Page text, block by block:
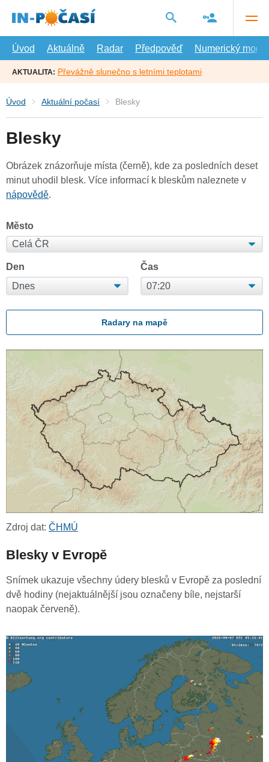
hlavní
Úvod
Aktuálně Radar Předpověď Numerický model
AKTUALITA: Převážně slunečno s letními teplotami
Úvod Aktuální počasí Blesky
Blesky
Obrázek znázorňuje místa (černě), kde za posledních deset
minut uhodil blesk. Více informací k bleskům naleznete v
nápovědě.
Město
Den Čas
Radary na mapě
Zdroj dat: ČHMÚ
Blesky v Evropě
Snímek ukazuje všechny údery blesků v Evropě za poslední
dvě hodiny (nejaktuálnější jsou označeny bíle, nejstarší
naopak červeně).